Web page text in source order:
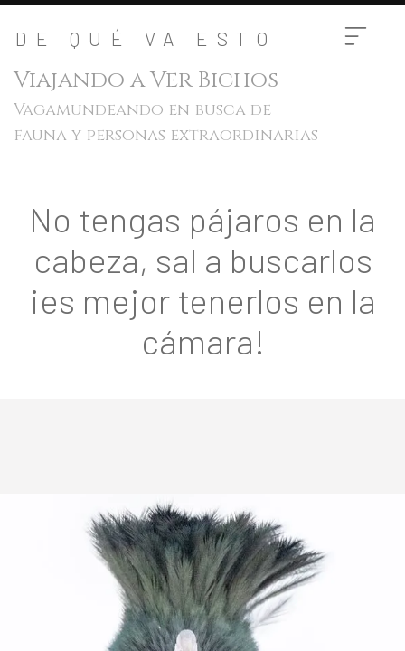
DE QUÉ VA ESTO
Viajando a Ver Bichos
Vagamundeando en busca de
fauna y personas extraordinarias
No tengas pájaros en la
cabeza, sal a buscarlos
¡es mejor tenerlos en la
cámara!